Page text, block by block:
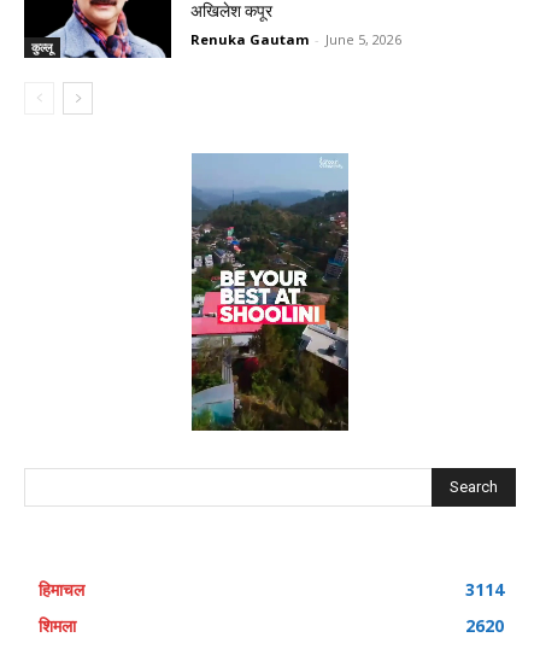
कुल्लू
अखिलेश कपूर
Renuka Gautam - June 5, 2026
Search
हिमाचल
3114
शिमला
2620